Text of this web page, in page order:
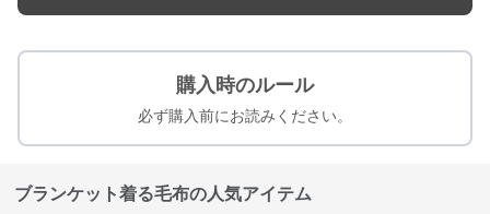
購入時のルール
必ず購入前にお読みください。
ブランケット着る毛布の人気アイテム